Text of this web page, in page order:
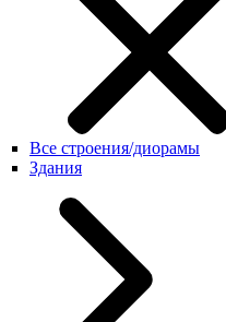
Все строения/диорамы
Здания